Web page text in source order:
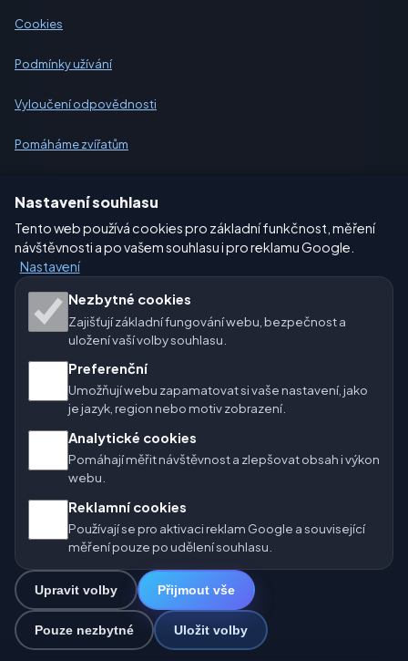
Cookies
Podmínky užívání
Vyloučení odpovědnosti
Pomáháme zvířatům
Nastavení
Naše weby o počasí:
🇨🇿 Česko 🇭🇷 Chorvatsko 🇧🇬 Bulharsko
🇩🇪🇦🇹🇨🇭 Německo / Rakousko / Švýcarsko
🌎 Latinská Amerika a Španělsko
🇮🇳 Jižní a jihovýchodní Asie
Provozovatel: Spolek Minizoo.cz z.s. | IČO: 21135550 |
info@pocasi.online
© 2026 Počasí Online · Meteorologická data: MET Norway · Open-
Meteo. Výstrahy počasí: ČHMÚ.
Nastavení souhlasu
Tento web používá cookies pro základní funkčnost, měření
návštěvnosti a po vašem souhlasu i pro reklamu Google.
Nastavení
Nezbytné cookies
Zajišťují základní fungování webu, bezpečnost a
uložení vaší volby souhlasu.
Preferenční
Umožňují webu zapamatovat si vaše nastavení, jako
je jazyk, region nebo motiv zobrazení.
Analytické cookies
Pomáhají měřit návštěvnost a zlepšovat obsah i výkon
webu.
Reklamní cookies
Používají se pro aktivaci reklam Google a související
měření pouze po udělení souhlasu.
Upravit volby Přijmout vše
Pouze nezbytné Uložit volby